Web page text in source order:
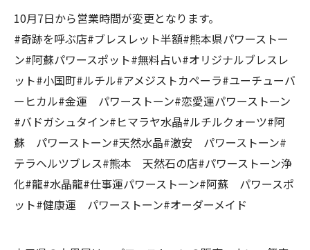
10月7日から営業時間が変更となります。
#奇跡を呼ぶ店#ブレスレット半額#熊本県パワーストー
ン#阿蘇パワースポット#無料占い#オリジナルブレスレ
ット#小国町#ルチル#アメジストカペーラ#ユーチューバ
ーヒカル#金運 パワーストーン#恋愛運パワーストーン
#バドガシュタイン#ヒマラヤ水晶#ルチルクォーツ#阿
蘇 パワーストーン#天然水晶#激安 パワーストーン#
テラヘルツブレス#熊本 天然石の店#パワーストーン浄
化#龍#水晶龍#仕事運パワーストーン#阿蘇 パワースポ
ット#健康運 パワーストーン#オーダーメイド